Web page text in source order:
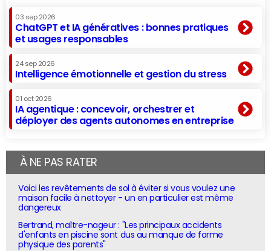
03 sep 2026
ChatGPT et IA génératives : bonnes pratiques
et usages responsables
24 sep 2026
Intelligence émotionnelle et gestion du stress
01 oct 2026
IA agentique : concevoir, orchestrer et
déployer des agents autonomes en entreprise
À NE PAS RATER
Voici les revêtements de sol à éviter si vous voulez une
maison facile à nettoyer - un en particulier est même
dangereux
Bertrand, maître-nageur : "Les principaux accidents
d'enfants en piscine sont dus au manque de forme
physique des parents"